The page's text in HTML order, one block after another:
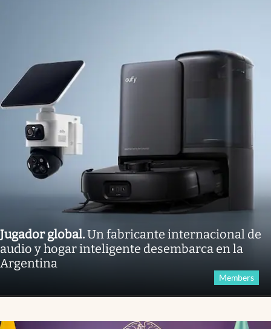
Jugador global.Un fabricante internacional de
audio y hogar inteligente desembarca en la
Argentina
Members